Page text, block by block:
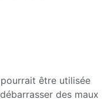
être utilisée
des maux